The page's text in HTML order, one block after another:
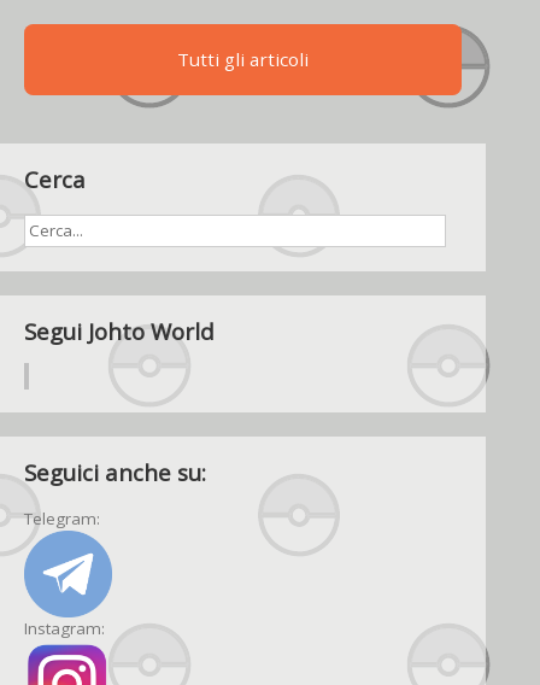
Tutti gli articoli
Cerca
Segui Johto World
Seguici anche su:
Telegram:
Instagram: